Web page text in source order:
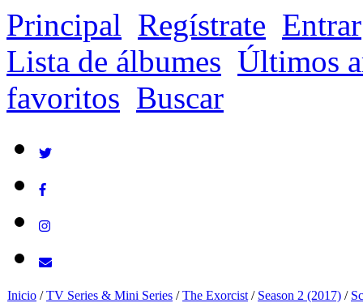
Principal Regístrate Entrar
Lista de álbumes Últimos
favoritos Buscar
Inicio /TV Series & Mini Series /The Exorcist / Season 2 (2017) /